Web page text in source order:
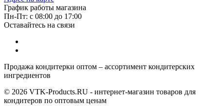
График работы магазина
Пн-Пт: с 08:00 до 17:00
Оставайтесь на связи
Продажа кондитерки оптом – ассортимент кондитерских
ингредиентов
© 2026 VTK-Products.RU - интернет-магазин товаров для
кондитеров по оптовым ценам